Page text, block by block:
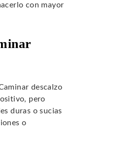
con mayor
descalzo
pero
duras o sucias
o